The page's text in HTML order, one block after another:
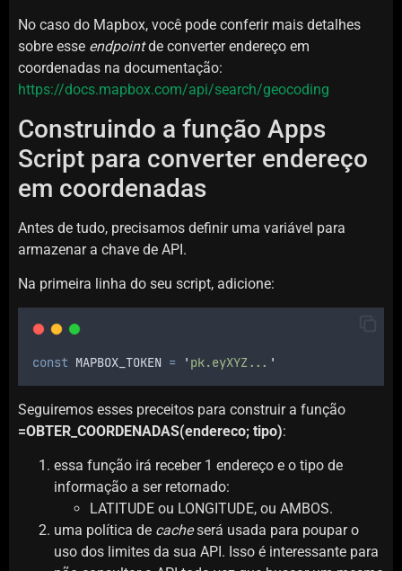
No caso do Mapbox, você pode conferir mais detalhes
sobre esse endpointde converter endereço em
coordenadas na documentação:
https://docs.mapbox.com/api/search/geocoding
Construindo a função Apps
Script para converter endereço
em coordenadas
Antes de tudo, precisamos definir uma variável para
armazenar a chave de API.
Na primeira linha do seu script, adicione:
const MAPBOX_TOKEN = ' pk.eyXYZ... '
Seguiremos esses preceitos para construir a função
=OBTER_COORDENADAS(endereco; tipo):
essa função irá receber 1 endereço e o tipo de
informação a ser retornado:
LATITUDE ou LONGITUDE, ou AMBOS.
uma política de cacheserá usada para poupar o
uso dos limites da sua API. Isso é interessante para